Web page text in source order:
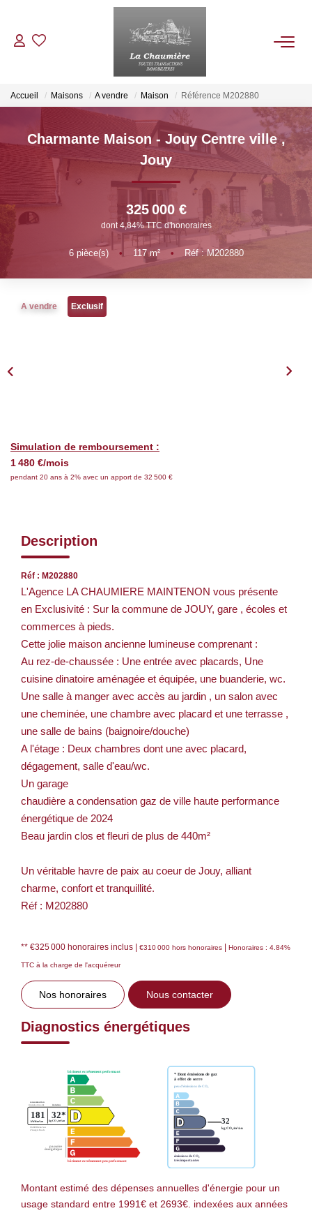
ACHETER
LOUER
ESTIMER
NOS BIENS VENDUS
NOTRE AGENCE
Accueil Maisons A vendre Maison Référence M202880
Charmante Maison - Jouy Centre ville,
Jouy
325 000 €
dont 4,84% TTC d'honoraires
6pièce(s) • 117m² • Réf : M202880
A vendre Exclusif
Simulation de remboursement :
1 480 €/mois
pendant 20 ans à 2% avec un apport de 32 500 €
Description
Réf : M202880
L'Agence LA CHAUMIERE MAINTENON vous présente
en Exclusivité : Sur la commune de JOUY, gare , écoles et
commerces à pieds.
Cette jolie maison ancienne lumineuse comprenant :
Au rez-de-chaussée : Une entrée avec placards, Une
cuisine dinatoire aménagée et équipée, une buanderie, wc.
Une salle à manger avec accès au jardin , un salon avec
une cheminée, une chambre avec placard et une terrasse ,
une salle de bains (baignoire/douche)
A l'étage : Deux chambres dont une avec placard,
dégagement, salle d'eau/wc.
Un garage
chaudière a condensation gaz de ville haute performance
énergétique de 2024
Beau jardin clos et fleuri de plus de 440m²
Un véritable havre de paix au coeur de Jouy, alliant
charme, confort et tranquillité.
Réf : M202880
** €325 000 honoraires inclus | €310 000 hors honoraires | Honoraires : 4.84%
TTC à la charge de l'acquéreur
Nos honoraires Nous contacter
Diagnostics énergétiques
Montant estimé des dépenses annuelles d'énergie pour un
usage standard entre 1991€ et 2693€. indexées aux années